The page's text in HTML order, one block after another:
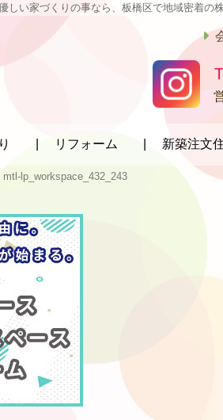
い家づくりの事なら、板橋区で地域密着の
リフォーム 新築注文
mtl-lp_workspace_432_243